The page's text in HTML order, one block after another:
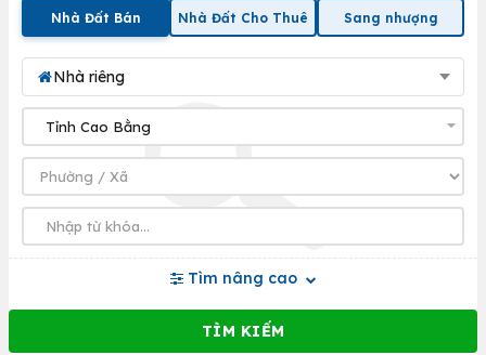
Nhà Đất Bán Nhà Đất Cho Thuê Sang nhượng
Nhà riêng
Tìm nâng cao